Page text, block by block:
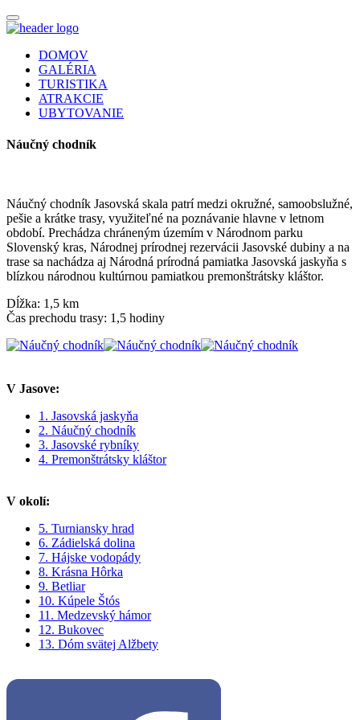
DOMOV
GALÉRIA
TURISTIKA
ATRAKCIE
UBYTOVANIE
Náučný chodník
Náučný chodník Jasovská skala patrí medzi okružné, samoobslužné,
pešie a krátke trasy, využiteľné na poznávanie hlavne v letnom
období. Prechádza chráneným územím v Národnom parku
Slovenský kras, Národnej prírodnej rezervácii Jasovské dubiny a na
trase sa nachádza aj Národná prírodná pamiatka Jasovská jaskyňa s
blízkou národnou kultúrnou pamiatkou premonštrátsky kláštor.
Dĺžka: 1,5 km
Čas prechodu trasy: 1,5 hodiny
V Jasove:
1. Jasovská jaskyňa
2. Náučný chodník
3. Jasovské rybníky
4. Premonštrátsky kláštor
V okolí:
5. Turniansky hrad
6. Zádielská dolina
7. Hájske vodopády
8. Krásna Hôrka
9. Betliar
10. Kúpele Štós
11. Medzevský hámor
12. Bukovec
13. Dóm svätej Alžbety